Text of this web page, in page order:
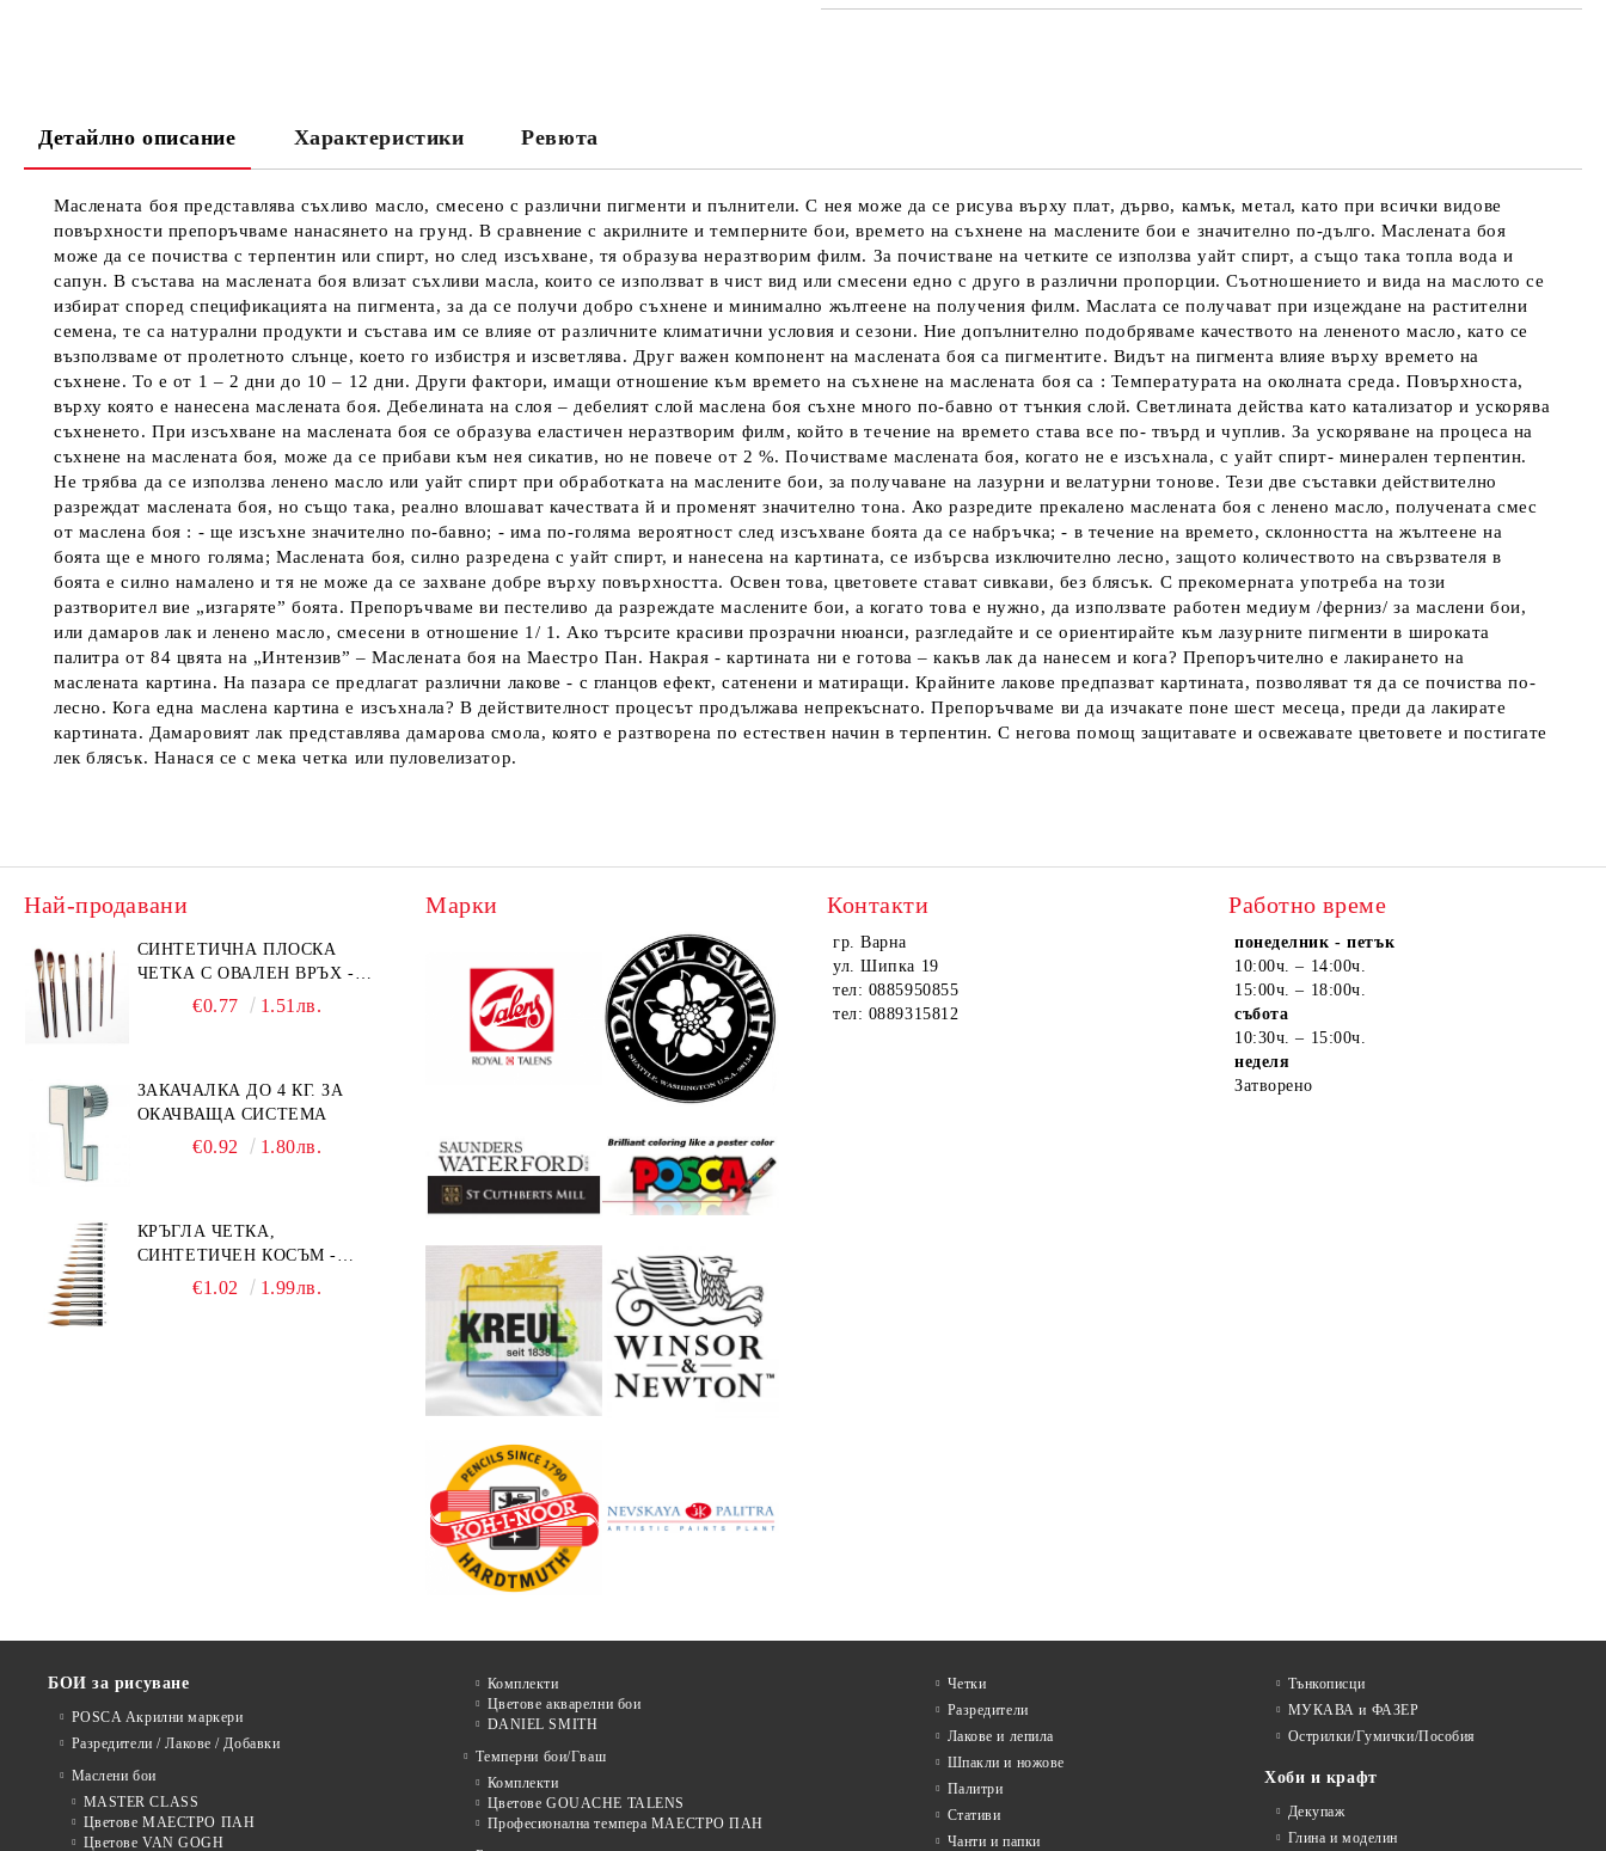
Детайлно описание Характеристики Ревюта
Маслената боя представлява съхливо масло, смесено с различни пигменти и пълнители. С нея може да се рисува върху плат, дърво, камък, метал, като при всички видове
повърхности препоръчваме нанасянето на грунд. В сравнение с акрилните и темперните бои, времето на съхнене на маслените бои е значително по-дълго. Маслената боя
може да се почиства с терпентин или спирт, но след изсъхване, тя образува неразтворим филм. За почистване на четките се използва уайт спирт, а също така топла вода и
сапун. В състава на маслената боя влизат съхливи масла, които се използват в чист вид или смесени едно с друго в различни пропорции. Съотношението и вида на маслото се
избират според спецификацията на пигмента, за да се получи добро съхнене и минимално жълтеене на получения филм. Маслата се получават при изцеждане на растителни
семена, те са натурални продукти и състава им се влияе от различните климатични условия и сезони. Ние допълнително подобряваме качеството на лененото масло, като се
възползваме от пролетното слънце, което го избистря и изсветлява. Друг важен компонент на маслената боя са пигментите. Видът на пигмента влияе върху времето на
съхнене. То е от 1 – 2 дни до 10 – 12 дни. Други фактори, имащи отношение към времето на съхнене на маслената боя са : Температурата на околната среда. Повърхноста,
върху която е нанесена маслената боя. Дебелината на слоя – дебелият слой маслена боя съхне много по-бавно от тънкия слой. Светлината действа като катализатор и ускорява
съхненето. При изсъхване на маслената боя се образува еластичен неразтворим филм, който в течение на времето става все по- твърд и чуплив. За ускоряване на процеса на
съхнене на маслената боя, може да се прибави към нея сикатив, но не повече от 2 %. Почистваме маслената боя, когато не е изсъхнала, с уайт спирт- минерален терпентин.
Не трябва да се използва ленено масло или уайт спирт при обработката на маслените бои, за получаване на лазурни и велатурни тонове. Тези две съставки действително
разреждат маслената боя, но също така, реално влошават качествата й и променят значително тона. Ако разредите прекалено маслената боя с ленено масло, получената смес
от маслена боя : - ще изсъхне значително по-бавно; - има по-голяма вероятност след изсъхване боята да се набръчка; - в течение на времето, склонността на жълтеене на
боята ще е много голяма; Маслената боя, силно разредена с уайт спирт, и нанесена на картината, се избърсва изключително лесно, защото количеството на свързвателя в
боята е силно намалено и тя не може да се захване добре върху повърхността. Освен това, цветовете стават сивкави, без блясък. С прекомерната употреба на този
разтворител вие „изгаряте” боята. Препоръчваме ви пестеливо да разреждате маслените бои, а когато това е нужно, да използвате работен медиум /ферниз/ за маслени бои,
или дамаров лак и ленено масло, смесени в отношение 1/ 1. Ако търсите красиви прозрачни нюанси, разгледайте и се ориентирайте към лазурните пигменти в широката
палитра от 84 цвята на „Интензив” – Маслената боя на Маестро Пан. Накрая - картината ни е готова – какъв лак да нанесем и кога? Препоръчително е лакирането на
маслената картина. На пазара се предлагат различни лакове - с гланцов ефект, сатенени и матиращи. Крайните лакове предпазват картината, позволяват тя да се почиства по-
лесно. Кога една маслена картина е изсъхнала? В действителност процесът продължава непрекъснато. Препоръчваме ви да изчакате поне шест месеца, преди да лакирате
картината. Дамаровият лак представлява дамарова смола, която е разтворена по естествен начин в терпентин. С негова помощ защитавате и освежавате цветовете и постигате
лек блясък. Нанася се с мека четка или пуловелизатор.
Най-продавани
СИНТЕТИЧНА ПЛОСКА
ЧЕТКА С ОВАЛЕН ВРЪХ -
GIOCONDA 273 - №1/8
€0.77 1.51лв.
ЗАКАЧАЛКА ДО 4 КГ. ЗА
ОКАЧВАЩА СИСТЕМА
€0.92 1.80лв.
КРЪГЛА ЧЕТКА,
СИНТЕТИЧЕН КОСЪМ -
MILLENIUM 211 - №0
€1.02 1.99лв.
Марки Контакти
гр. Варна
ул. Шипка 19
тел: 0885950855
тел: 0889315812
Работно време
понеделник - петък
10:00ч. – 14:00ч.
15:00ч. – 18:00ч.
събота
10:30ч. – 15:00ч.
неделя
Затворено
БОИ за рисуване
POSCA Акрилни маркери
Разредители / Лакове / Добавки
Маслени бои
MASTER CLASS
Цветове МАЕСТРО ПАН
Цветове VAN GOGH
Комплекти
Цветове акварелни бои
DANIEL SMITH
Темперни бои/Гваш
Комплекти
Цветове GOUACHE TALENS
Професионална темпера МАЕСТРО ПАН
Четки
Разредители
Лакове и лепила
Шпакли и ножове
Палитри
Стативи
Чанти и папки
Тънкописци
МУКАВА и ФАЗЕР
Острилки/Гумички/Пособия
Хоби и крафт
Декупаж
Глина и моделин